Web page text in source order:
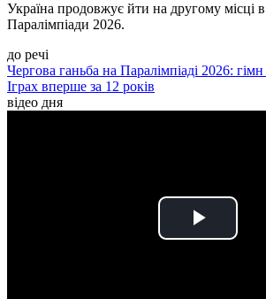
Україна продовжує йти на другому місці
Паралімпіади 2026.
до речі
Чергова ганьба на Паралімпіаді 2026:
Іграх вперше за 12 років
відео дня
Play